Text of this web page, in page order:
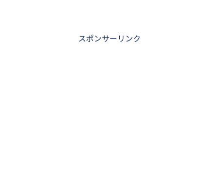
スポンサーリンク